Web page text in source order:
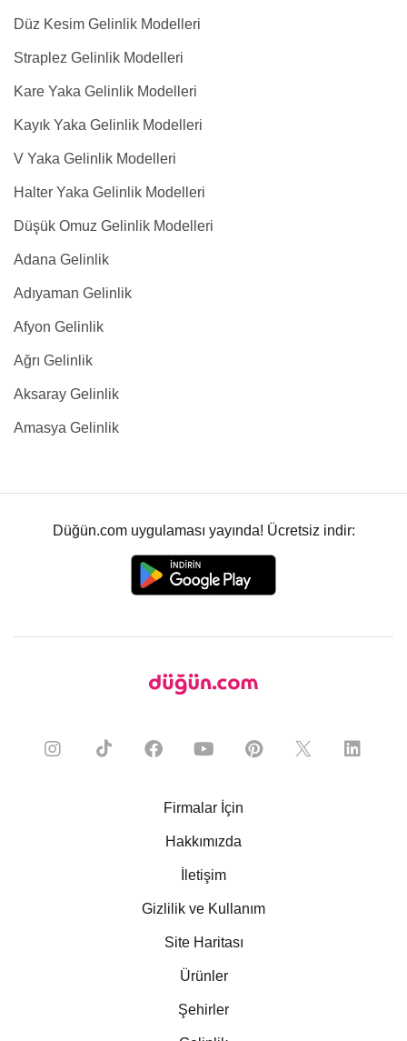
Düz Kesim Gelinlik Modelleri
Straplez Gelinlik Modelleri
Kare Yaka Gelinlik Modelleri
Kayık Yaka Gelinlik Modelleri
V Yaka Gelinlik Modelleri
Halter Yaka Gelinlik Modelleri
Düşük Omuz Gelinlik Modelleri
Adana Gelinlik
Adıyaman Gelinlik
Afyon Gelinlik
Ağrı Gelinlik
Aksaray Gelinlik
Amasya Gelinlik
Düğün.com uygulaması yayında! Ücretsiz indir:
Firmalar İçin
Hakkımızda
İletişim
Gizlilik ve Kullanım
Site Haritası
Ürünler
Şehirler